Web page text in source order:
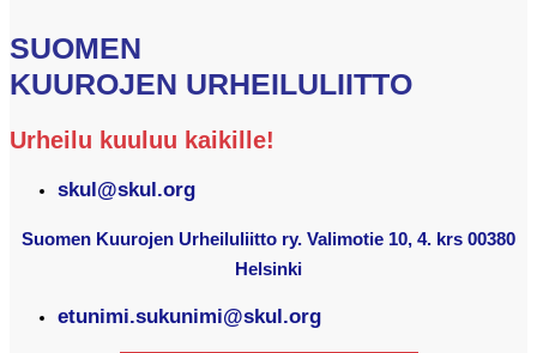
SUOMEN
KUUROJEN URHEILULIITTO
Urheilu kuuluu kaikille!
skul@skul.org
Suomen Kuurojen Urheiluliitto ry. Valimotie 10, 4. krs 00380
Helsinki
etunimi.sukunimi@skul.org